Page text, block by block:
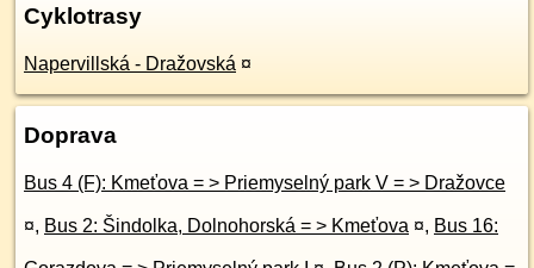
Cyklotrasy
Napervillská - Dražovská ¤
Doprava
Bus 4 (F): Kmeťova = > Priemyselný park V = > Dražovce
¤, Bus 2: Šindolka, Dolnohorská = > Kmeťova ¤, Bus 16: